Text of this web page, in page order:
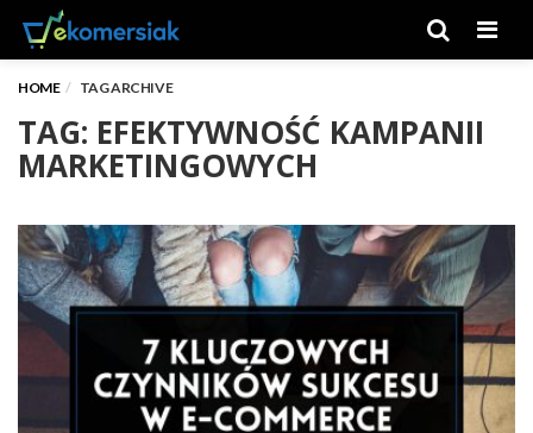
HOME TAG ARCHIVE
TAG: EFEKTYWNOŚĆ KAMPANII
MARKETINGOWYCH